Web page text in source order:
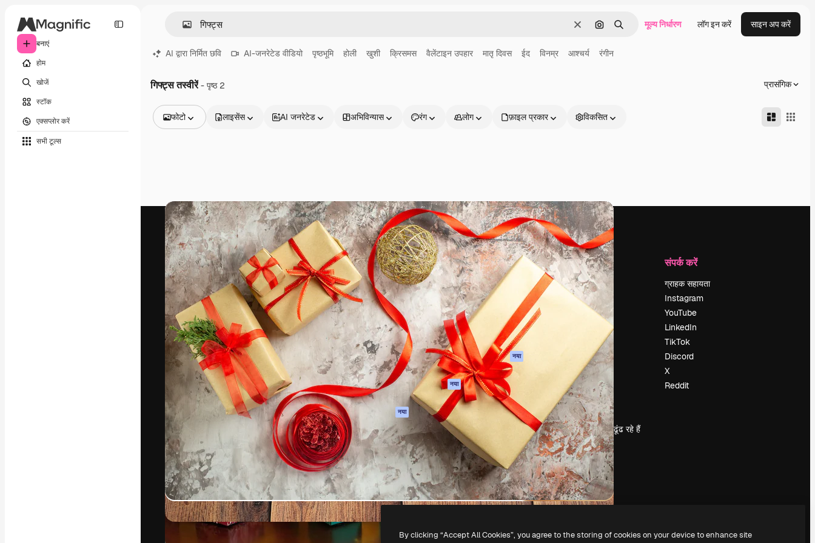
बनाएं
होम
खोजें
स्टॉक
एक्सप्लोर करें
सभी टूल्‍स
साफ़ इमेज से खोजें
खोजें मूल्य निर्धारण लॉग इन करें साइन अप करें
AI द्वारा निर्मित छवि AI-जनरेटेड वीडियो पृष्ठभूमि होली खुशी क्रिसमस वैलेंटाइन उपहार मातृ दिवस ईद विनम्र आश्चर्य रंगीन
गिफ्ट्स तस्वीरें - पृष्ठ 2 प्रासंगिक
फोटो
वीडियो
फ़ुटेज
मोशन ग्राफ़िक्स
वीडियो टेम्पलेट्स
आइकन
3D मॉडल
फ़ॉन्ट
लाइसेंस AI जनरेटेड अभिविन्यास रंग लोग फ़ाइल प्रकार विकसित
अपने बेहतरीन काम को बनाने के लिए क्रिएटिव प्लेटफॉर्म।
क्रिएटिव, एंटरप्राइजेज, एजेंसियों और स्टूडियो में 1
मिलियन से ज़्यादा सब्सक्राइबर।
हिन्दी
प्रोडक्ट्स
Spaces
AI सहायक
एआई इमेज जेनरेटर
AI वीडियो जनरेटर
एआई वॉयस जनरेटर
स्टॉक सामग्री
MCP
Claude/ChatGPT नया
नया
API
मोबाइल ऐप
सभी फ्रीपिक उपकरण
शुरू करें
Academy
दस्तावेज़ीकरण
सहायता
उपयोग की शर्तें
गोपनीयता नीति
ओरिजिनल्स नया
कुकीज़ नीति
ट्रस्ट सेंटर
एफिलिएट्स
कंपनी
मूल्य निर्धारण
हमारे बारे में
खोज रुझान
घटनाक्रम
Slidesgo
सामग्री बेचें
प्रेस कक्ष
magnific.ai ढूंढ रहे हैं
संपर्क करें
ग्राहक सहायता
Instagram
YouTube
LinkedIn
TikTok
Discord
X
Reddit
Copyright © 2010- 2026 Freepik Company S.L.U. सर्वाधिकार सुरक्षित.
By clicking “Accept All Cookies”, you agree to the storing of cookies on your device to enhance site